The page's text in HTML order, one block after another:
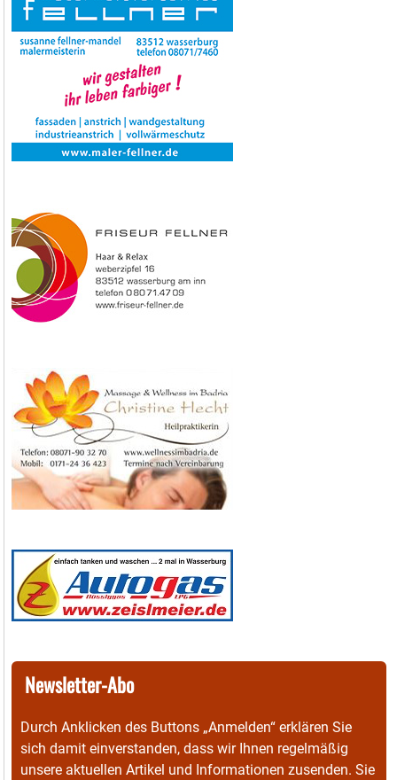
Newsletter-Abo
Durch Anklicken des Buttons „Anmelden“ erklären Sie
sich damit einverstanden, dass wir Ihnen regelmäßig
unsere aktuellen Artikel und Informationen zusenden. Sie